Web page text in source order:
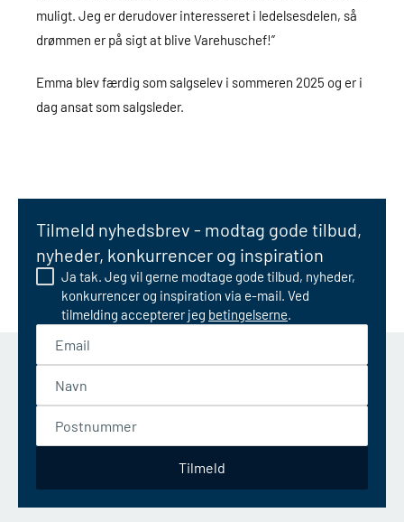
muligt. Jeg er derudover interesseret i ledelsesdelen, så
drømmen er på sigt at blive Varehuschef!”
Emma blev færdig som salgselev i sommeren 2025 og er i
dag ansat som salgsleder.
Tilmeld nyhedsbrev - modtag gode tilbud,
nyheder, konkurrencer og inspiration
Ja tak. Jeg vil gerne modtage gode tilbud, nyheder,
konkurrencer og inspiration via e-mail. Ved
tilmelding accepterer jeg betingelserne.
Tilmeld